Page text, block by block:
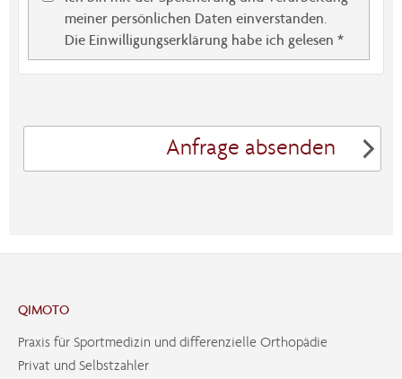
meiner persönlichen Daten einverstanden.
Die Einwilligungserklärung habe ich gelesen *
Anfrage absenden
QIMOTO
Praxis für Sportmedizin und differenzielle Orthopädie
Privat und Selbstzahler